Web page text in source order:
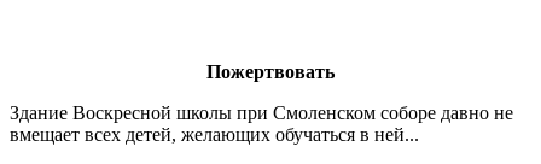
Пожертвовать
Здание Воскресной школы при Смоленском соборе давно не
вмещает всех детей, желающих обучаться в ней...